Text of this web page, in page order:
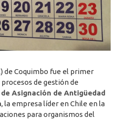
de Coquimbo fue el primer
de gestión de
de Asignación de Antigüedad
, la empresa líder en Chile en la
para organismos del